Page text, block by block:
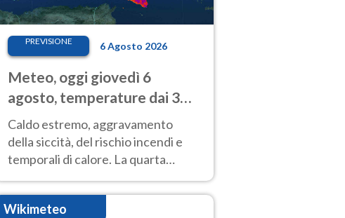
PREVISIONE 6 Agosto 2026
Meteo, oggi giovedì 6
agosto, temperature dai 33
ai 40 gradi
Caldo estremo, aggravamento
della siccità, del rischio incendi e
temporali di calore. La quarta
intensa ondata di calore non dà
tregua e durerà fino Ferragosto
Wikimeteo